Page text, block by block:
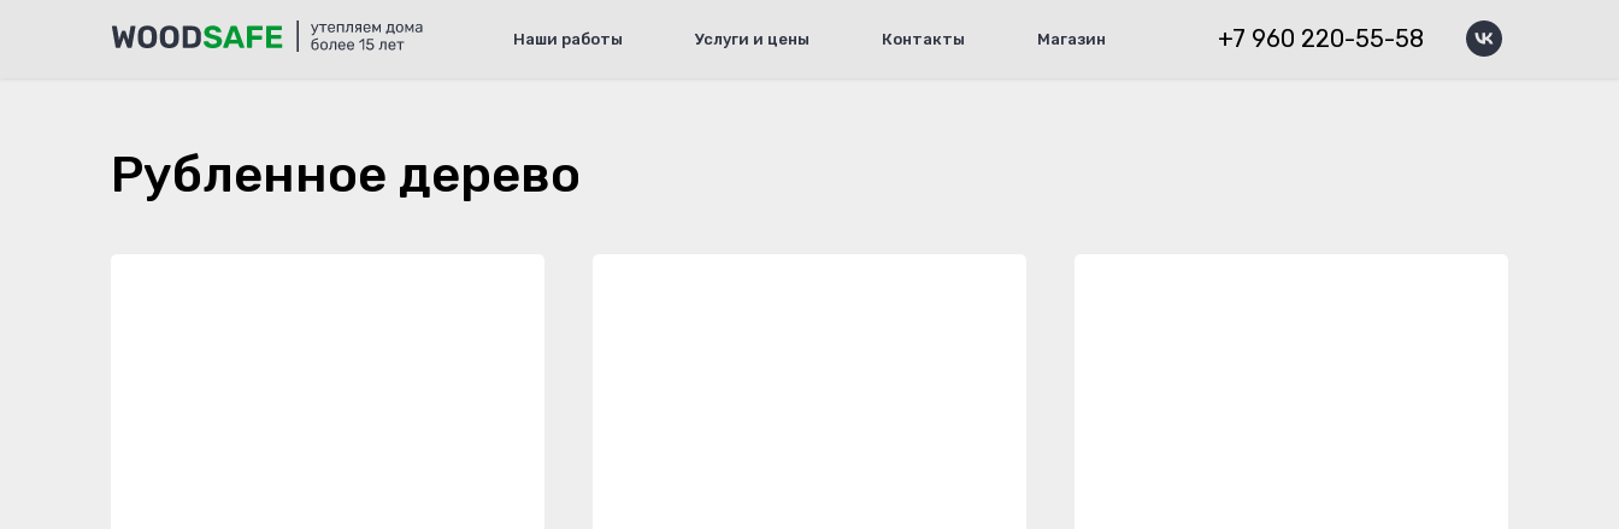
Наши работы Услуги и цены Контакты Магазин +7 960 220-55-58
Рубленное дерево